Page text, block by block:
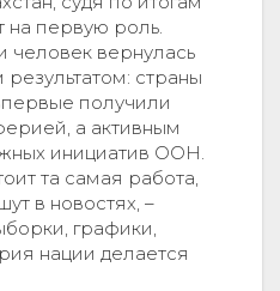
на первую роль.
человек вернулась
страны
получили
а активным
инициатив ООН.
та самая работа,
в новостях, –
графики,
нации делается